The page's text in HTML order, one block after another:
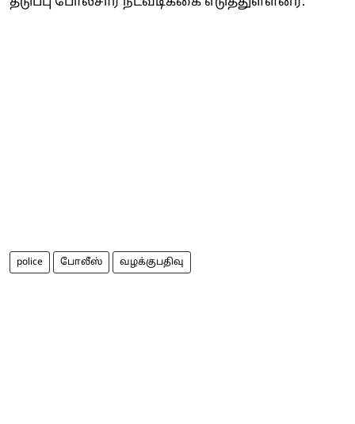
police போலீஸ் வழக்குபதிவு